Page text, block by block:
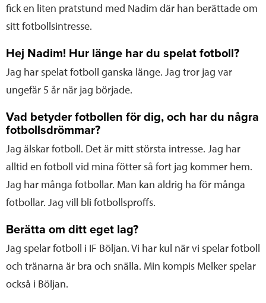
fick en liten pratstund med Nadim där han berättade om
sitt fotbollsintresse.
Hej Nadim! Hur länge har du spelat fotboll?
Jag har spelat fotboll ganska länge. Jag tror jag var
ungefär 5 år när jag började.
Vad betyder fotbollen för dig, och har du några
fotbollsdrömmar?
Jag älskar fotboll. Det är mitt största intresse. Jag har
alltid en fotboll vid mina fötter så fort jag kommer hem.
Jag har många fotbollar. Man kan aldrig ha för många
fotbollar. Jag vill bli fotbollsproffs.
Berätta om ditt eget lag?
Jag spelar fotboll i IF Böljan. Vi har kul när vi spelar fotboll
och tränarna är bra och snälla. Min kompis Melker spelar
också i Böljan.